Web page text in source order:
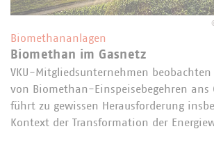
Biomethananlagen
Biomethan im Gasnetz
VKU-Mitgliedsunternehmen
von Biomethan-Einspeisebegehren ans
führt zu gewissen Herausforderung
Kontext der Transformation der